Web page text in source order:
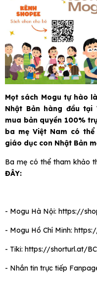
Mọt sách Mogu tự hào
Nhật Bản hàng đầu tại
mua bản quyền 100%
ba mẹ Việt Nam có
giáo dục con Nhật Bản
Ba mẹ có thể tham khảo
ĐÂY:
- Mogu Hà Nội: https://
- Mogu Hồ Chí Minh:
- Tiki: https://shorturl.at/
- Nhắn tin trực tiếp